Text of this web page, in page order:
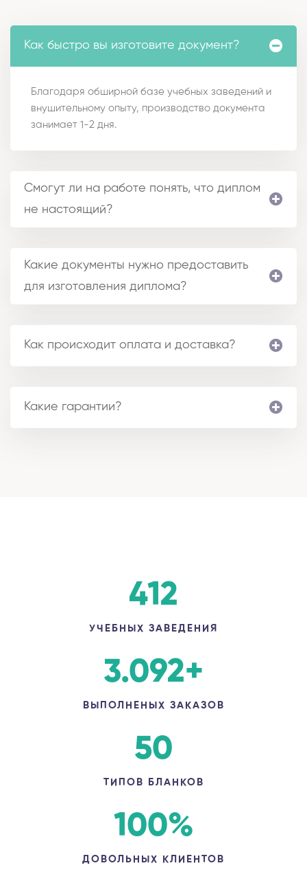
Как быстро вы изготовите документ?
Благодаря обширной базе учебных заведений и
внушительному опыту, производство документа
занимает 1-2 дня.
Смогут ли на работе понять, что диплом
не настоящий?
Какие документы нужно предоставить
для изготовления диплома?
Как происходит оплата и доставка?
Какие гарантии?
412
УЧЕБНЫХ ЗАВЕДЕНИЯ
3.092+
ВЫПОЛНЕНЫХ ЗАКАЗОВ
50
ТИПОВ БЛАНКОВ
100%
ДОВОЛЬНЫХ КЛИЕНТОВ